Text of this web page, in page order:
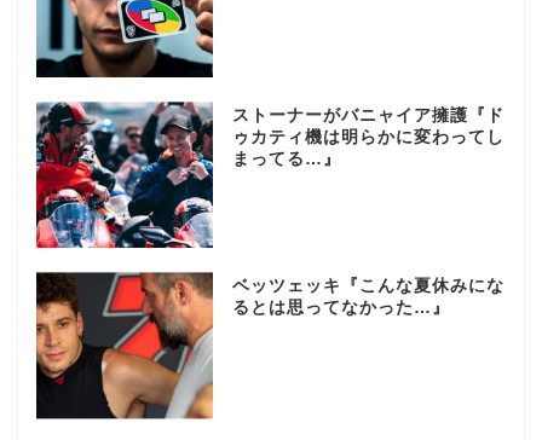
ストーナーがバニャイア擁護『ド
ゥカティ機は明らかに変わってし
まってる…』
ベッツェッキ『こんな夏休みにな
るとは思ってなかった…』